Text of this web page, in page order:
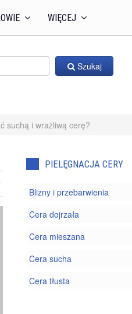
WIĘCEJ
Szukaj
suchą i wrażliwą cerę?
PIELĘGNACJA CERY
Blizny i przebarwienia
Cera dojrzała
Cera mieszana
Cera sucha
Cera tłusta